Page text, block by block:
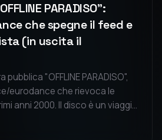
PARADISO":
che spegne il feed e
(in uscita il
pubblica "OFFLINE PARADISO",
eurodance che rievoca le
anni 2000. Il disco è un viaggio
dal digitale per riscoprire